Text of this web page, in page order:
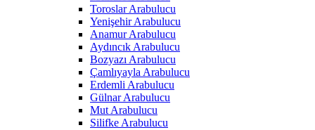
Toroslar Arabulucu
Yenişehir Arabulucu
Anamur Arabulucu
Aydıncık Arabulucu
Bozyazı Arabulucu
Çamlıyayla Arabulucu
Erdemli Arabulucu
Gülnar Arabulucu
Mut Arabulucu
Silifke Arabulucu